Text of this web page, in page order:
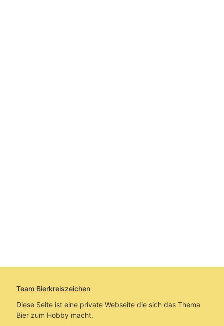
Team Bierkreiszeichen
Diese Seite ist eine private Webseite die sich das Thema
Bier zum Hobby macht.